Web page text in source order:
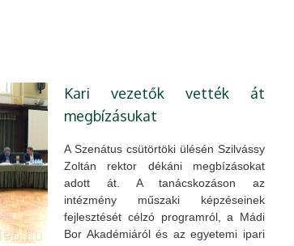
Kari vezetők vették át
megbízásukat
A Szenátus csütörtöki ülésén Szilvássy
Zoltán rektor dékáni megbízásokat
adott át. A tanácskozáson az
intézmény műszaki képzéseinek
fejlesztését célzó programról, a Mádi
Bor Akadémiáról és az egyetemi ipari